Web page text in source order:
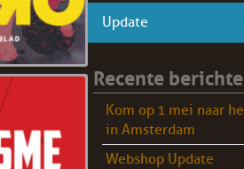
Update
Recente
Kom op 1 mei naar
in Amsterdam
Webshop Update